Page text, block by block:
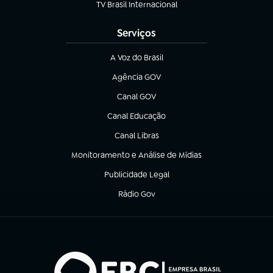
TV Brasil Internacional
(abre em nova aba)
Serviços
A Voz do Brasil
(abre em nova aba)
Agência GOV
(abre em nova aba)
Canal GOV
(abre em nova aba)
Canal Educação
(abre em nova aba)
Canal Libras
(abre em nova aba)
Monitoramento e Análise de Mídias
(abre em nova aba)
Publicidade Legal
(abre em nova aba)
Rádio Gov
(abre em nova aba)